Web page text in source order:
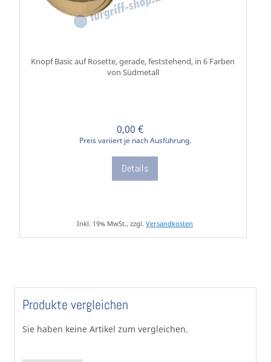
Knopf Basic auf Rosette, gerade, feststehend, in 6 Farben
von Südmetall
0,00 €
Preis variiert je nach Ausführung.
Details
Inkl. 19% MwSt., zzgl.Versandkosten
Produkte vergleichen
Sie haben keine Artikel zum vergleichen.